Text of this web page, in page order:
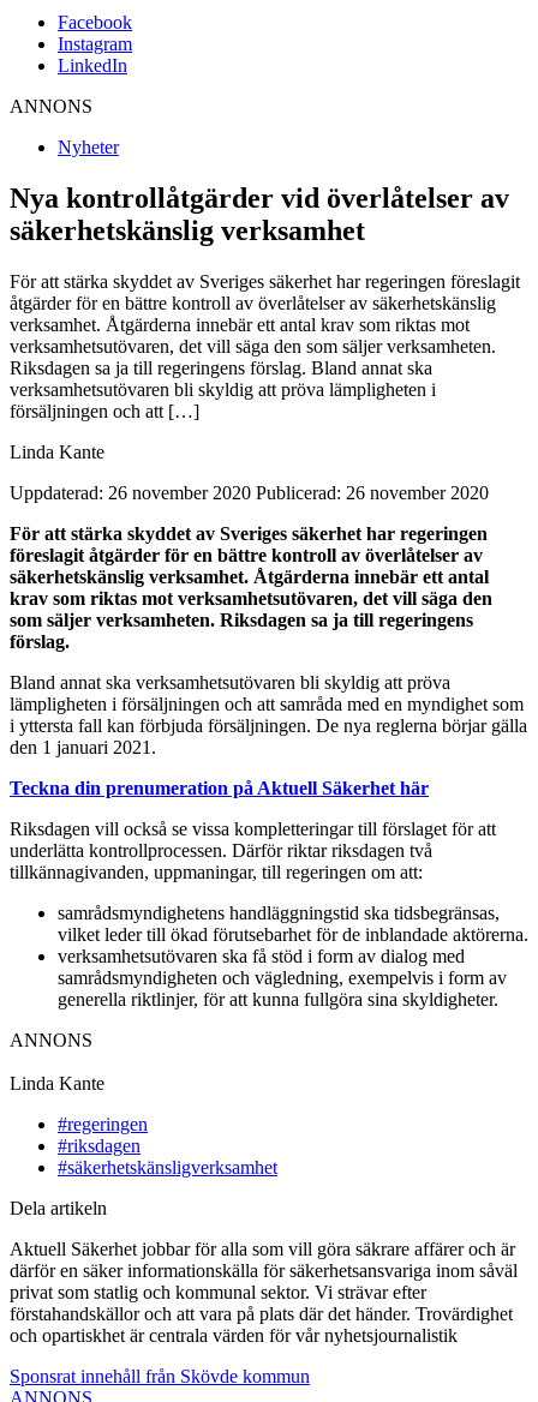
Facebook
Instagram
LinkedIn
ANNONS
Nyheter
Nya kontrollåtgärder vid överlåtelser av
säkerhetskänslig verksamhet
För att stärka skyddet av Sveriges säkerhet har regeringen föreslagit
åtgärder för en bättre kontroll av överlåtelser av säkerhetskänslig
verksamhet. Åtgärderna innebär ett antal krav som riktas mot
verksamhetsutövaren, det vill säga den som säljer verksamheten.
Riksdagen sa ja till regeringens förslag. Bland annat ska
verksamhetsutövaren bli skyldig att pröva lämpligheten i
försäljningen och att […]
Linda Kante
Uppdaterad: 26 november 2020 Publicerad: 26 november 2020
För att stärka skyddet av Sveriges säkerhet har regeringen
föreslagit åtgärder för en bättre kontroll av överlåtelser av
säkerhetskänslig verksamhet. Åtgärderna innebär ett antal
krav som riktas mot verksamhetsutövaren, det vill säga den
som säljer verksamheten. Riksdagen sa ja till regeringens
förslag.
Bland annat ska verksamhetsutövaren bli skyldig att pröva
lämpligheten i försäljningen och att samråda med en myndighet som
i yttersta fall kan förbjuda försäljningen. De nya reglerna börjar gälla
den 1 januari 2021.
Teckna din prenumeration på Aktuell Säkerhet här
Riksdagen vill också se vissa kompletteringar till förslaget för att
underlätta kontrollprocessen. Därför riktar riksdagen två
tillkännagivanden, uppmaningar, till regeringen om att:
samrådsmyndighetens handläggningstid ska tidsbegränsas,
vilket leder till ökad förutsebarhet för de inblandade aktörerna.
verksamhetsutövaren ska få stöd i form av dialog med
samrådsmyndigheten och vägledning, exempelvis i form av
generella riktlinjer, för att kunna fullgöra sina skyldigheter.
ANNONS
Linda Kante
#regeringen
#riksdagen
#säkerhetskänsligverksamhet
Dela artikeln
Aktuell Säkerhet jobbar för alla som vill göra säkrare affärer och är
därför en säker informationskälla för säkerhetsansvariga inom såväl
privat som statlig och kommunal sektor. Vi strävar efter
förstahandskällor och att vara på plats där det händer. Trovärdighet
och opartiskhet är centrala värden för vår nyhetsjournalistik
Sponsrat innehåll från Skövde kommun
ANNONS